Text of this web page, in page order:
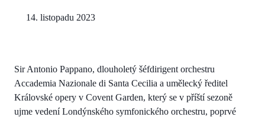
14. listopadu 2023
Sir Antonio Pappano, dlouholetý šéfdirigent orchestru
Accademia Nazionale di Santa Cecilia a umělecký ředitel
Královské opery v Covent Garden, který se v příští sezoně
ujme vedení Londýnského symfonického orchestru, poprvé